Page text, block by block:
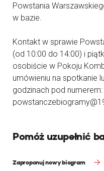
Powstania
w bazie.
Kontakt w sprawie
(od 10:00 do 14:00) i
osobiście w Pokoju
umówieniu na spotkanie
godzinach pod
Pomóż uzupełnić
Zaproponuj nowy biogram